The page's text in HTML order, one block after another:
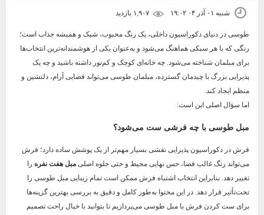
شنبه ۰۱ آذر ۰۴ ۱۹:۰۲ ۱,۹۰۷ بازديد
طوسی در دنیای دکوراسیون داخلی، یک رنگ محبوب، شیک و همیشه جذاب است؛
رنگی که با هر سبکی هماهنگ می‌شود و به‌عنوان یکی از هوشمندانه‌ترین انتخاب‌ها
برای مبلمان شناخته می‌شود. چه خانه‌ای کوچک و کم‌نور داشته باشید و چه یک
پذیرایی بزرگ با چیدمان گسترده، مبلمان طوسی می‌تواند فضایی آرام، دلنشین و
منظم ایجاد کند.
اما سؤال اصلی این است:
مبل طوسی با چه فرشی ست می‌شود؟
فرش در دکوراسیون پذیرایی نقشی بسیار مهم‌تر از یک پوشش ساده دارد؛ فرش
می‌تواند رنگ غالب فضا، حس نهایی محیط و حتی جلوه اصلی مبل هفت نفره را
تغییر دهد. بنابراین انتخاب اشتباه فرش ممکن است تمام زیبایی مبل طوسی را
تحت‌تأثیر قرار دهد. در این محتوا به‌طور کامل و دقیق به بررسی بهترین گزینه‌ها
برای ست کردن فرش با مبل طوسی می‌پردازیم تا بتوانید با خیال راحت تصمیم